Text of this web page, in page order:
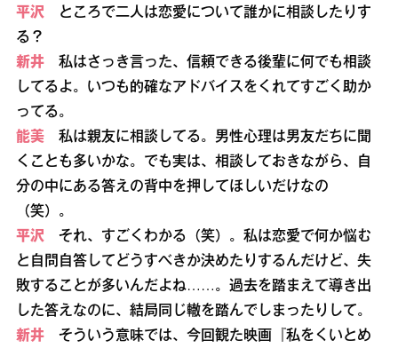
平沢 ところで二人は恋愛について誰かに相談したりす
る？
新井 私はさっき言った、信頼できる後輩に何でも相談
してるよ。いつも的確なアドバイスをくれてすごく助か
ってる。
能美 私は親友に相談してる。男性心理は男友だちに聞
くことも多いかな。でも実は、相談しておきながら、自
分の中にある答えの背中を押してほしいだけなの
（笑）。
平沢 それ、すごくわかる（笑）。私は恋愛で何か悩む
と自問自答してどうすべきか決めたりするんだけど、失
敗することが多いんだよね……。過去を踏まえて導き出
した答えなのに、結局同じ轍を踏んでしまったりして。
新井 そういう意味では、今回観た映画『私をくいとめ